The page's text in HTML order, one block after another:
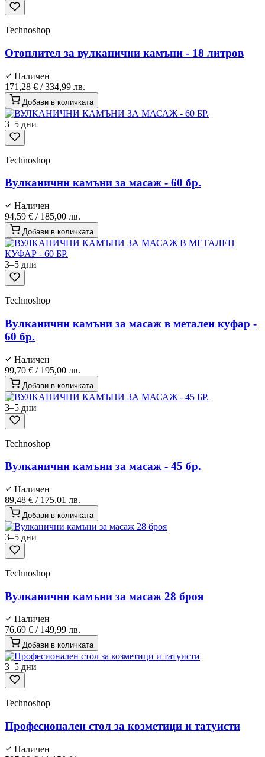
Technoshop
Отоплител за вулканични камъни - 18 литров
Наличен
171,28 € / 334,99 лв.
Добави в количката
3–5 дни
Technoshop
Вулканични камъни за масаж - 60 бр.
Наличен
94,59 € / 185,00 лв.
Добави в количката
3–5 дни
Technoshop
Вулканични камъни за масаж в метален куфар -
60 бр.
Наличен
99,70 € / 195,00 лв.
Добави в количката
3–5 дни
Technoshop
Вулканични камъни за масаж - 45 бр.
Наличен
89,48 € / 175,01 лв.
Добави в количката
3–5 дни
Technoshop
Вулканични камъни за масаж 28 броя
Наличен
76,69 € / 149,99 лв.
Добави в количката
3–5 дни
Technoshop
Професионален стол за козметици и татуисти
Наличен